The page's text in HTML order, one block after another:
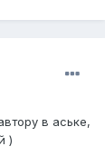
в аське,
)